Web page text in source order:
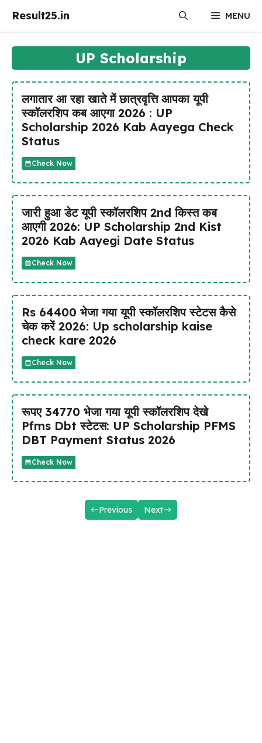
Result25.in MENU
UP Scholarship
लगातार आ रहा खाते में छात्रवृत्ति आपका यूपी
स्कॉलरशिप कब आएगा 2026 : UP
Scholarship 2026 Kab Aayega Check
Status
Check Now
जारी हुआ डेट यूपी स्कॉलरशिप 2nd किस्त कब
आएगी 2026: UP Scholarship 2nd Kist
2026 Kab Aayegi Date Status
Check Now
Rs 64400 भेजा गया यूपी स्कॉलरशिप स्टेटस कैसे
चेक करें 2026: Up scholarship kaise
check kare 2026
Check Now
रूपए 34770 भेजा गया यूपी स्कॉलरशिप देखे
Pfms Dbt स्टेटस: UP Scholarship PFMS
DBT Payment Status 2026
Check Now
Previous Next